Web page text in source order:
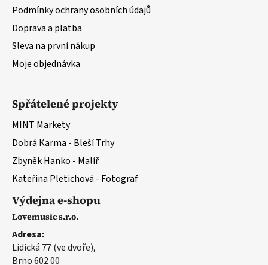
Podmínky ochrany osobních údajů
Doprava a platba
Sleva na první nákup
Moje objednávka
Spřátelené projekty
MINT Markety
Dobrá Karma - Bleší Trhy
Zbyněk Hanko - Malíř
Kateřina Pletichová - Fotograf
Výdejna e-shopu
Lovemusic s.r.o.
Adresa:
Lidická 77 (ve dvoře),
Brno 602 00